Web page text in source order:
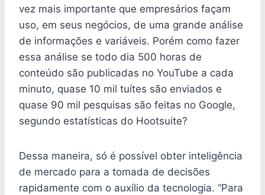
vez mais importante que empresários façam
uso, em seus negócios, de uma grande análise
de informações e variáveis. Porém como fazer
essa análise se todo dia 500 horas de
conteúdo são publicadas no YouTube a cada
minuto, quase 10 mil tuítes são enviados e
quase 90 mil pesquisas são feitas no Google,
segundo estatísticas do Hootsuite?
Dessa maneira, só é possível obter inteligência
de mercado para a tomada de decisões
rapidamente com o auxílio da tecnologia. “Para